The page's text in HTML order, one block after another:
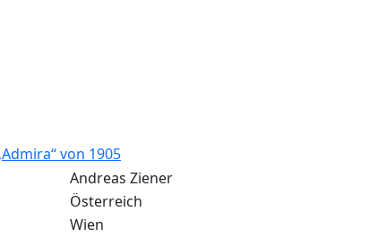
von 1905
Andreas Ziener
Österreich
Wien